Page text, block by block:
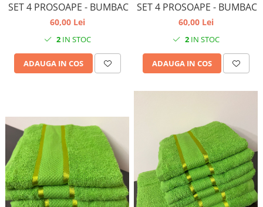
SET 4 PROSOAPE - BUMBAC
60,00 Lei
2IN STOC
ADAUGA IN COS
SET 4 PROSOAPE - BUMBAC
60,00 Lei
2IN STOC
ADAUGA IN COS